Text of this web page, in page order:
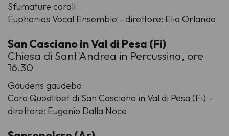
Sfumature corali
Euphonios Vocal Ensemble - direttore: Elia Orlando
San Casciano in Val di Pesa (Fi)
Chiesa di Sant'Andrea in Percussina, ore
16.30
Gaudens gaudebo
Coro Quodlibet di San Casciano in Val di Pesa (Fi) -
direttore: Eugenio Dalla Noce